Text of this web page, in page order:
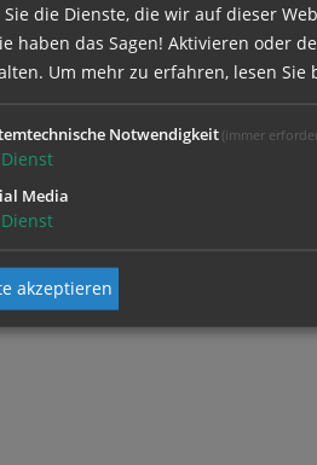
sich mit Ihrem
Sie die Dienste, die wir auf dieser
haben das Sagen! Aktivieren oder
Um mehr zu erfahren, lesen Sie
Notwendigkeit (immer
Dienst
Media
Dienst
akzeptieren